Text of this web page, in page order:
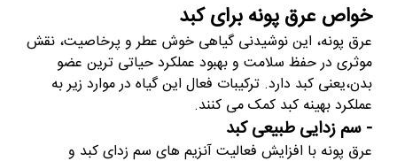
خواص عرق پونه برای کبد
عرق پونه، این نوشیدنی گیاهی خوش عطر و پرخاصیت، نقش
موثری در حفظ سلامت و بهبود عملکرد حیاتی ترین عضو
بدن،یعنی کبد دارد. ترکیبات فعال این گیاه در موارد زیر به
عملکرد بهینه کبد کمک می کنند.
- سم زدایی طبیعی کبد
عرق پونه با افزایش فعالیت آنزیم های سم زدای کبد و